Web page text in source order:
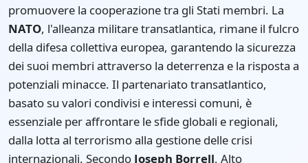
promuovere la cooperazione tra gli Stati membri. La
NATO, l'alleanza militare transatlantica, rimane il fulcro
della difesa collettiva europea, garantendo la sicurezza
dei suoi membri attraverso la deterrenza e la risposta a
potenziali minacce. Il partenariato transatlantico,
basato su valori condivisi e interessi comuni, è
essenziale per affrontare le sfide globali e regionali,
dalla lotta al terrorismo alla gestione delle crisi
internazionali. Secondo Joseph Borrell, Alto